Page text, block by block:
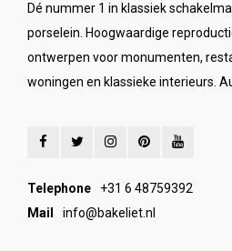
Dé nummer 1 in klassiek
porselein. Hoogwaardige
ontwerpen voor monumenten,
woningen en klassieke interieurs.
Telephone
+31 6 48759392
Mail
info@bakeliet.nl